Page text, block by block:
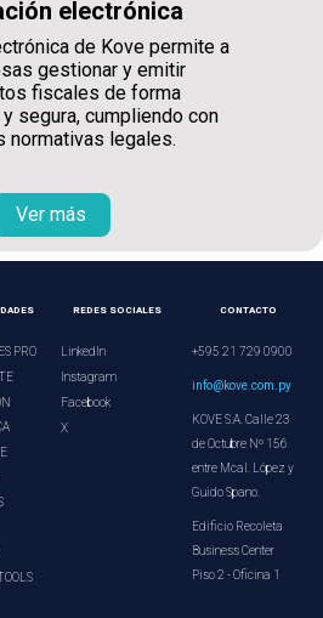
electrónica
de Kove permite a
gestionar y emitir
fiscales de forma
segura, cumpliendo con
normativas legales.
Ver más
PRO
REDES SOCIALES
LinkedIn
Instagram
Facebook
X
CONTACTO
+595 21 729 0900
info@kove.com.py
KOVE S.A. Calle 23
de Octubre Nº 156
entre Mcal. López y
Guido Spano.
Edificio Recoleta
Business Center
Piso 2 - Oficina 1